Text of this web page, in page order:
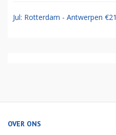
Jul: Rotterdam - Antwerpen €21
OVER ONS